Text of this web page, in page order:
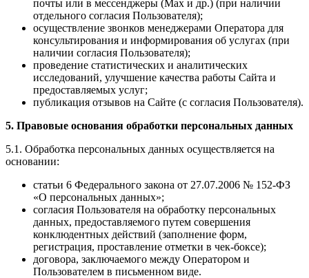
почты или в мессенджеры (Max и др.) (при наличии
отдельного согласия Пользователя);
осуществление звонков менеджерами Оператора для
консультирования и информирования об услугах (при
наличии согласия Пользователя);
проведение статистических и аналитических
исследований, улучшение качества работы Сайта и
предоставляемых услуг;
публикация отзывов на Сайте (с согласия Пользователя).
5. Правовые основания обработки персональных данных
5.1. Обработка персональных данных осуществляется на
основании:
статьи 6 Федерального закона от 27.07.2006 № 152-ФЗ
«О персональных данных»;
согласия Пользователя на обработку персональных
данных, предоставляемого путем совершения
конклюдентных действий (заполнение форм,
регистрация, проставление отметки в чек-боксе);
договора, заключаемого между Оператором и
Пользователем в письменном виде.